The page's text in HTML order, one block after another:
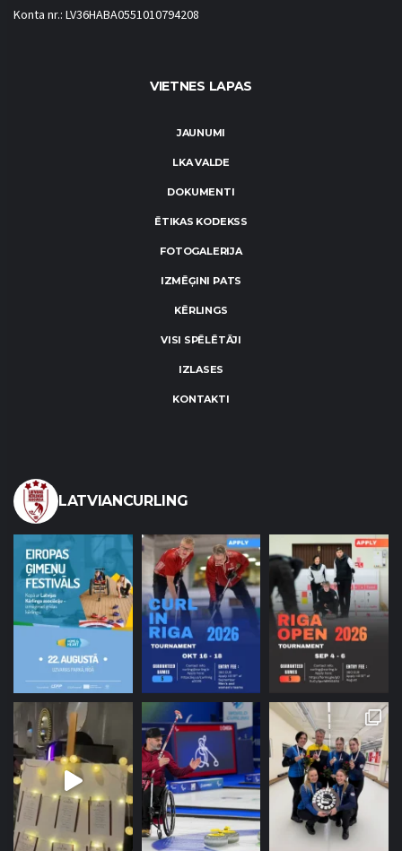
Konta nr.: LV36HABA0551010794208
VIETNES LAPAS
JAUNUMI
LKA VALDE
DOKUMENTI
ĒTIKAS KODEKSS
FOTOGALERIJA
IZMĒĢINI PATS
KĒRLINGS
VISI SPĒLĒTĀJI
IZLASES
KONTAKTI
LATVIANCURLING